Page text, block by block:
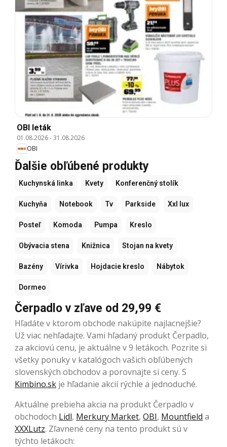
OBI leták
01.08.2026-31.08.2026
OBI
Ďalšie obľúbené produkty
Kuchynská linka Kvety Konferenčný stolík
Kuchyňa Notebook Tv Parkside Xxl lux
Posteľ Komoda Pumpa Kreslo
Obývacia stena Knižnica Stojan na kvety
Bazény Vírivka Hojdacie kreslo Nábytok
Dormeo
Čerpadlo v zľave od 29,99 €
Hľadáte v ktorom obchode nakúpite najlacnejšie?
Už viac nehľadajte. Vami hľadaný produkt Čerpadlo,
za akciovú cenu, je aktuálne v 9 letákoch. Pozrite si
všetky ponuky v katalógoch vašich obľúbených
slovenských obchodov a porovnajte si ceny. S
Kimbino.sk je hľadanie akcií rýchle a jednoduché.
Aktuálne prebieha akcia na produkt Čerpadlo v
obchodoch Lidl, Merkury Market, OBI, Mountfield a
XXXLutz. Zľavnené ceny na tento produkt sú v
týchto letákoch: